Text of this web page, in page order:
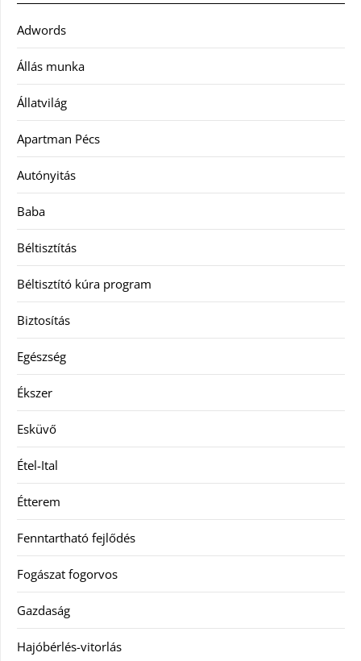
Adwords
Állás munka
Állatvilág
Apartman Pécs
Autónyitás
Baba
Béltisztítás
Béltisztító kúra program
Biztosítás
Egészség
Ékszer
Esküvő
Étel-Ital
Étterem
Fenntartható fejlődés
Fogászat fogorvos
Gazdaság
Hajóbérlés-vitorlás